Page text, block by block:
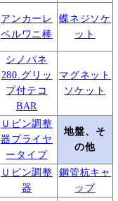
アンカーレ
ベルワニ棒
蝶ネジソケ
ット
シノパネ
280.グリッ
プ付テコ
BAR
マグネット
ソケット
Ｕピン調整
器プライヤ
ータイプ
地盤、そ
の他
Ｕピン調整
器
鋼管杭キャ
ップ